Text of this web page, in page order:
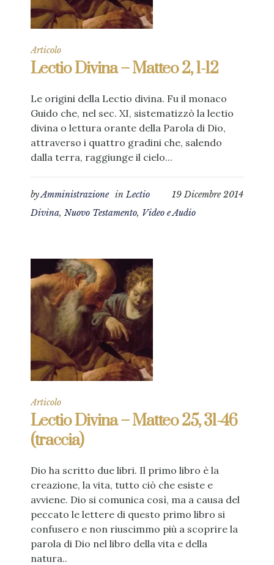
Articolo
Lectio Divina – Matteo 2, 1-12
Le origini della Lectio divina. Fu il monaco
Guido che, nel sec. XI, sistematizzò la lectio
divina o lettura orante della Parola di Dio,
attraverso i quattro gradini che, salendo
dalla terra, raggiunge il cielo...
19 Dicembre 2014
byAmministrazione inLectio
Divina, Nuovo Testamento, Video e Audio
Articolo
Lectio Divina – Matteo 25, 31-46
(traccia)
Dio ha scritto due libri. Il primo libro è la
creazione, la vita, tutto ciò che esiste e
avviene. Dio si comunica così, ma a causa del
peccato le lettere di questo primo libro si
confusero e non riuscimmo più a scoprire la
parola di Dio nel libro della vita e della
natura..